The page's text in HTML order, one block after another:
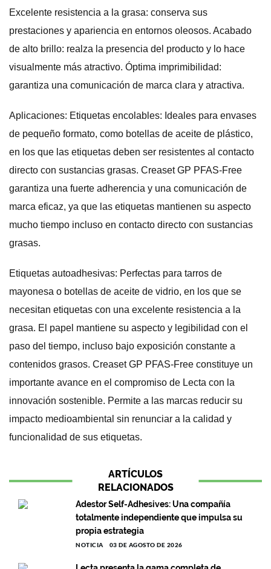
Excelente resistencia a la grasa: conserva sus
prestaciones y apariencia en entornos oleosos. Acabado
de alto brillo: realza la presencia del producto y lo hace
visualmente más atractivo. Óptima imprimibilidad:
garantiza una comunicación de marca clara y atractiva.
Aplicaciones: Etiquetas encolables: Ideales para envases
de pequeño formato, como botellas de aceite de plástico,
en los que las etiquetas deben ser resistentes al contacto
directo con sustancias grasas. Creaset GP PFAS-Free
garantiza una fuerte adherencia y una comunicación de
marca eficaz, ya que las etiquetas mantienen su aspecto
mucho tiempo incluso en contacto directo con sustancias
grasas.
Etiquetas autoadhesivas: Perfectas para tarros de
mayonesa o botellas de aceite de vidrio, en los que se
necesitan etiquetas con una excelente resistencia a la
grasa. El papel mantiene su aspecto y legibilidad con el
paso del tiempo, incluso bajo exposición constante a
contenidos grasos. Creaset GP PFAS-Free constituye un
importante avance en el compromiso de Lecta con la
innovación sostenible. Permite a las marcas reducir su
impacto medioambiental sin renunciar a la calidad y
funcionalidad de sus etiquetas.
ARTÍCULOS
RELACIONADOS
Adestor Self-Adhesives: Una compañía
totalmente independiente que impulsa su
propia estrategia
NOTICIA 03 DE AGOSTO DE 2026